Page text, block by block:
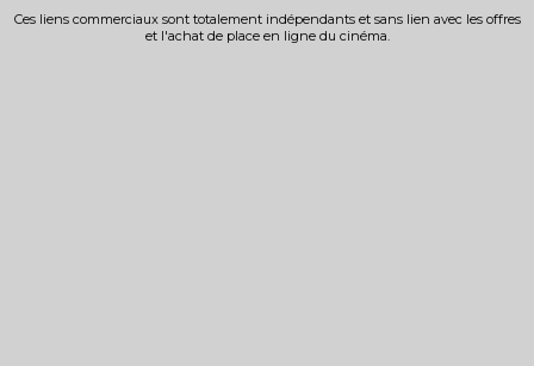
Ces liens commerciaux sont totalement indépendants et sans lien avec les offres
et l'achat de place en ligne du cinéma.